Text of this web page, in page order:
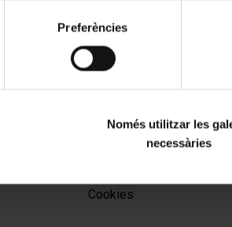
Preferències
Només utilitzar les
necessàries
Cookies